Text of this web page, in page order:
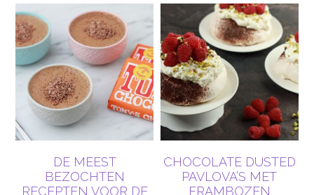
DE MEEST
BEZOCHTEN
RECEPTEN VOOR DE
CHOCOLATE DUSTED
PAVLOVA’S MET
FRAMBOZEN